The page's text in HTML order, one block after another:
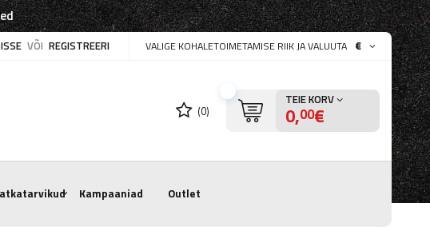
VÕI REGISTREERI VALIGE KOHALETOIMETAMISE RIIK JA VALUUTA €
(0)
TEIE KORV
0,00€
Kampaaniad Outlet